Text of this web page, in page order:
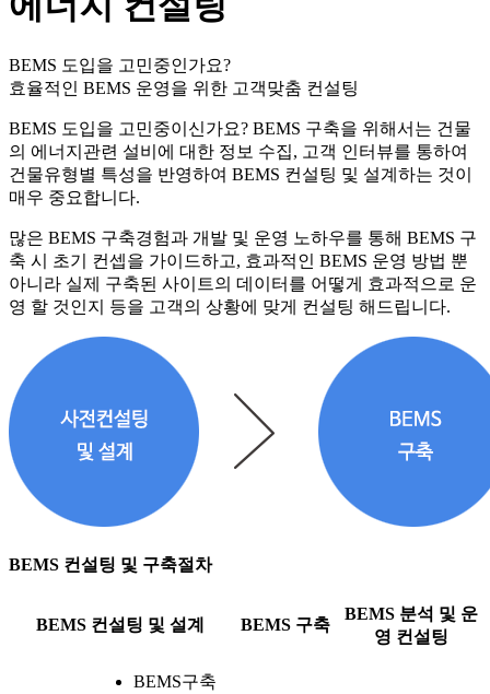
BEMS 도입을 고민중인가요?
효율적인 BEMS 운영을 위한 고객맞춤 컨설팅
BEMS 도입을 고민중이신가요? BEMS 구축을 위해서는 건물
의 에너지관련 설비에 대한 정보 수집, 고객 인터뷰를 통하여
건물유형별 특성을 반영하여 BEMS 컨설팅 및 설계하는 것이
매우 중요합니다.
많은 BEMS 구축경험과 개발 및 운영 노하우를 통해 BEMS 구
축 시 초기 컨셉을 가이드하고, 효과적인 BEMS 운영 방법 뿐
아니라 실제 구축된 사이트의 데이터를 어떻게 효과적으로 운
영 할 것인지 등을 고객의 상황에 맞게 컨설팅 해드립니다.
BEMS 컨설팅 및 구축절차
BEMS 컨설팅 및 설계 BEMS 구축
BEMS 분석 및 운
영 컨설팅
BEMS구축